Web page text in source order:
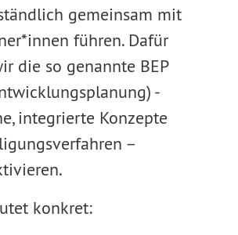
gemeinsam mit
führen. Dafür
die so genannte BEP
-
integrierte Konzepte
–
konkret: